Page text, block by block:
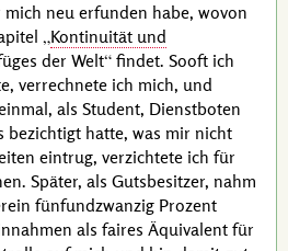
neu erfunden habe, wovon
Kontinuität und
der Welt findet. Sooft ich
verrechnete ich mich, und
als Student, Dienstboten
bezichtigt hatte, was mir nicht
eintrug, verzichtete ich für
Später, als Gutsbesitzer, nahm
fünfundzwanzig Prozent
als faires Äquivalent für